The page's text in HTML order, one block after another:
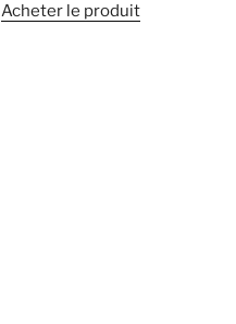
Acheter le produit